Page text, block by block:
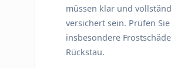
müssen klar und
versichert sein. Prüfen Sie
insbesondere
Rückstau.